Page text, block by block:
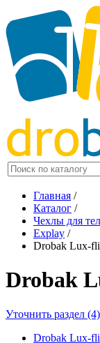
Главная /
Каталог /
Чехлы для
Explay /
Drobak Lux-
Drobak
Уточнить раздел (4)
Drobak Lux-